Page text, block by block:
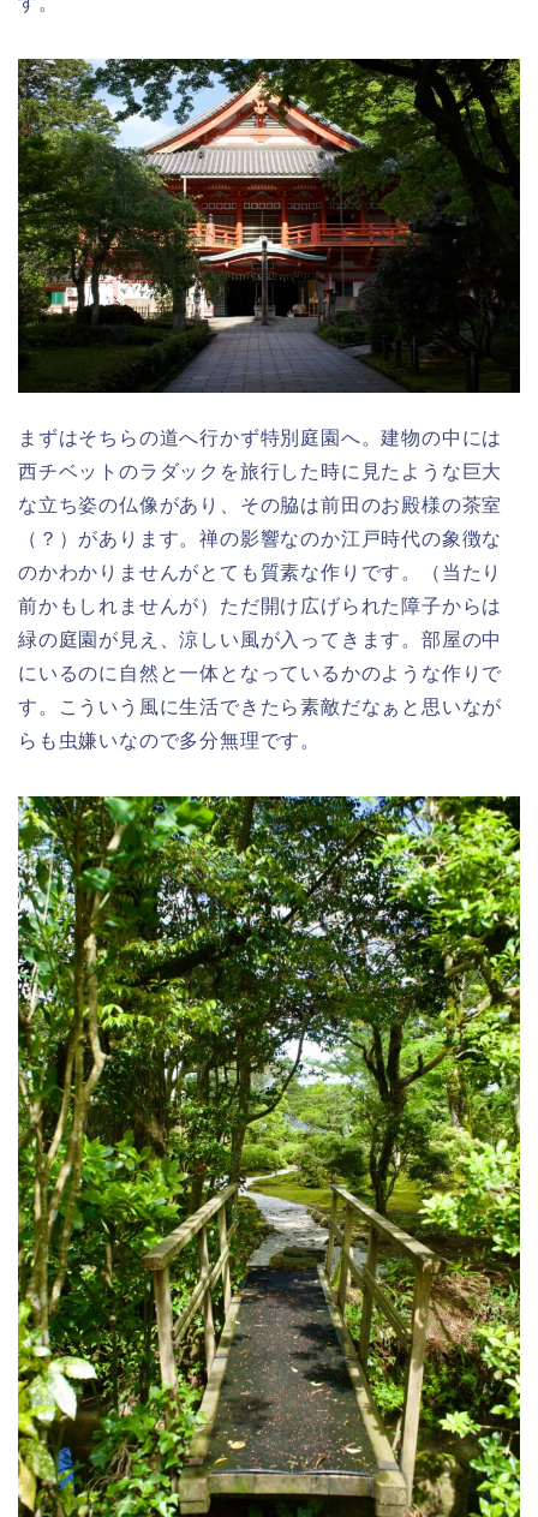
まずはそちらの道へ行かず特別庭園へ。建物の中には
西チベットのラダックを旅行した時に見たような巨大
な立ち姿の仏像があり、その脇は前田のお殿様の茶室
（？）があります。禅の影響なのか江戸時代の象徴な
のかわかりませんがとても質素な作りです。（当たり
前かもしれませんが）ただ開け広げられた障子からは
緑の庭園が見え、涼しい風が入ってきます。部屋の中
にいるのに自然と一体となっているかのような作りで
す。こういう風に生活できたら素敵だなぁと思いなが
らも虫嫌いなので多分無理です。